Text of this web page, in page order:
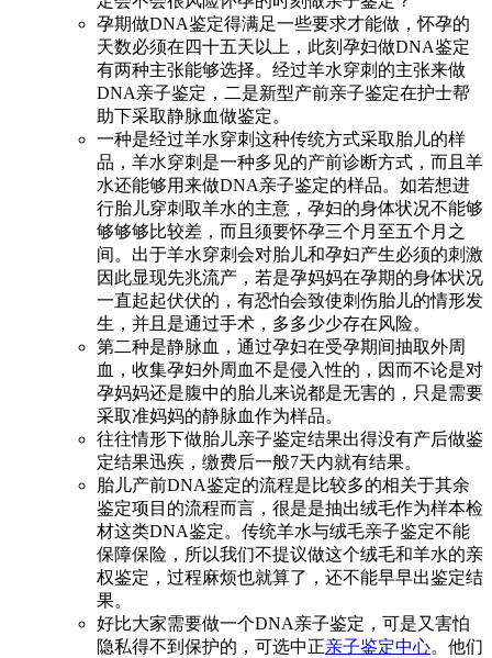
孕期做DNA鉴定得满足一些要求才能做，怀孕的
天数必须在四十五天以上，此刻孕妇做DNA鉴定
有两种主张能够选择。经过羊水穿刺的主张来做
DNA亲子鉴定，二是新型产前亲子鉴定在护士帮
助下采取静脉血做鉴定。
一种是经过羊水穿刺这种传统方式采取胎儿的样
品，羊水穿刺是一种多见的产前诊断方式，而且羊
水还能够用来做DNA亲子鉴定的样品。如若想进
行胎儿穿刺取羊水的主意，孕妇的身体状况不能够
够够够比较差，而且须要怀孕三个月至五个月之
间。出于羊水穿刺会对胎儿和孕妇产生必须的刺激
因此显现先兆流产，若是孕妈妈在孕期的身体状况
一直起起伏伏的，有恐怕会致使刺伤胎儿的情形发
生，并且是通过手术，多多少少存在风险。
第二种是静脉血，通过孕妇在受孕期间抽取外周
血，收集孕妇外周血不是侵入性的，因而不论是对
孕妈妈还是腹中的胎儿来说都是无害的，只是需要
采取准妈妈的静脉血作为样品。
往往情形下做胎儿亲子鉴定结果出得没有产后做鉴
定结果迅疾，缴费后一般7天内就有结果。
胎儿产前DNA鉴定的流程是比较多的相关于其余
鉴定项目的流程而言，很是是抽出绒毛作为样本检
材这类DNA鉴定。传统羊水与绒毛亲子鉴定不能
保障保险，所以我们不提议做这个绒毛和羊水的亲
权鉴定，过程麻烦也就算了，还不能早早出鉴定结
果。
好比大家需要做一个DNA亲子鉴定，可是又害怕
隐私得不到保护的，可选中正亲子鉴定中心。他们